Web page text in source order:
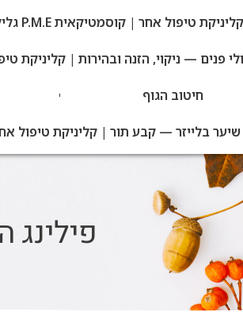
קליניקת טיפול אחר | קוסמטיקאית P.M.E גליל עליון — MORPHEUS8, HIFU, TIXEL
פנים — ניקוי, הזנה ובהירות | קליניקת
חיטוב הגוף
בלייזר — קבע תור | קליניקת טיפול
פילינג